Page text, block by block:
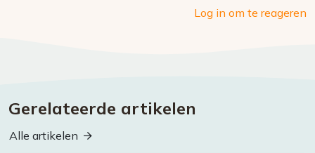
Log in om te reageren
Gerelateerde artikelen
Alle artikelen